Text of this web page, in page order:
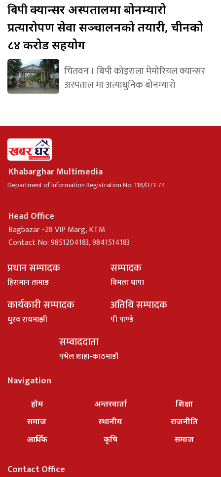
बिपीक्यान्सर अस्पतालमा बोनम्यारो
प्रत्यारोपण सेवा सञ्चालनको तयारी, चीनको
८४ करोड सहयोग
चितवन । बिपी कोइराला मेमोरियल क्यान्सर
अस्पताल मा अत्याधुनिक बोनम्यारो
Khabarghar Multimedia
Department of Information Registration No: 118/073-74
Head Office
Bagbazar -28 VIP Marg, KTM
Contact No: 9851204183, 9841514183
प्रधान सम्पादक
हिरामान तामाङ
सम्पादक
विमला थापा
कार्यकारी सम्पादक
धु्रव रायमाझी
अतिथि सम्पादक
पी पाण्डे
सम्वाददाता
पभेल शाहा-काठमाडौ
Navigation
होम
समाज
आर्थिक
अन्तरवार्ता
स्थानीय
कृषि
शिक्षा
राजनीति
समाज
Contact Office